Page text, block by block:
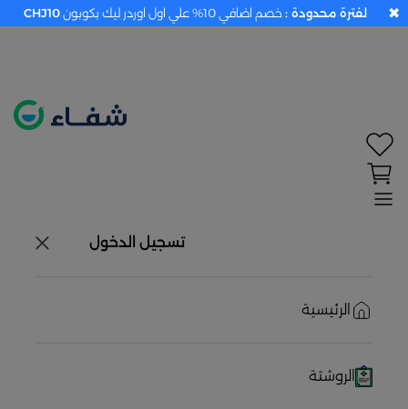
تسجيل الدخول
الرئيسية
الروشتة
×
لفترة محدودة : خصم اضافي 10% علي اول اوردر ليك بكوبون CHJ10 ✖